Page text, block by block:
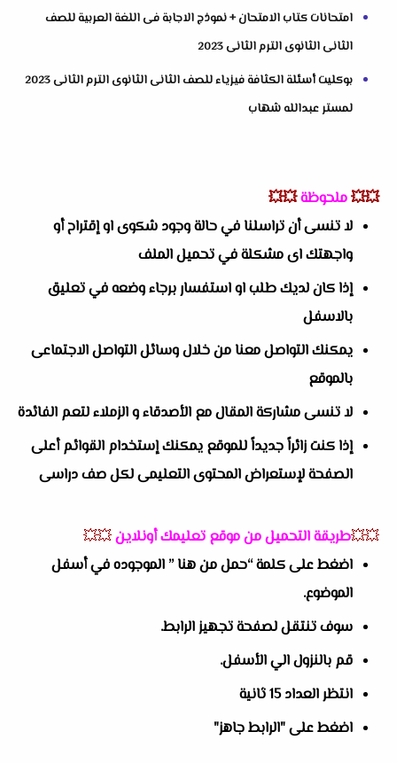
امتحانات كتاب الامتحان + نموذج الاجابة فى اللغة العربية للصف
الثانى الثانوى الترم الثانى 2023
بوكليت أسئلة الكثافة فيزياء للصف الثانى الثانوى الترم الثانى 2023
لمستر عبدالله شهاب
💥💥ملحوظة💥💥
لا تنسى أن تراسلنا في حالة وجود شكوى او إقتراح أو
واجهتك اى مشكلة في تحميل الملف
إذا كان لديك طلب او استفسار برجاء وضعه في تعليق
بالاسفل
يمكنك التواصل معنا من خلال وسائل التواصل الاجتماعى
بالموقع
لا تنسى مشاركة المقال مع الأصدقاء و الزملاء لتعم الفائدة
إذا كنت زائراً جديداً للموقع يمكنك إستخدام القوائم أعلى
الصفحة لإستعراض المحتوى التعليمى لكل صف دراسى
💥💥طريقة التحميل من موقع تعليمك أونلاين💥💥
اضغط على كلمة “حمل من هنا ” الموجوده في أسفل
الموضوع.
سوف تنتقل لصفحة تجهيز الرابط.
قم بالنزول الي الأسفل.
انتظر العداد 15 ثانية
اضغط على "الرابط جاهز"